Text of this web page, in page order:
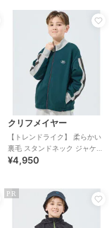
クリフメイヤー
【トレンドライク】 柔らかい
裏毛 スタンドネック ジャケッ
ト 120cm～170cm
¥4,950
PR